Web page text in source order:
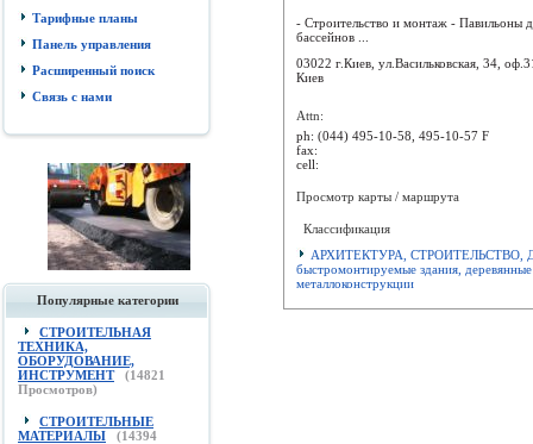
Тарифные планы
Панель управления
Расширенный поиск
Связь с нами
Популярные категории
СТРОИТЕЛЬНАЯ
ТЕХНИКА,
ОБОРУДОВАНИЕ,
ИНСТРУМЕНТ
(14821
Просмотров)
СТРОИТЕЛЬНЫЕ
МАТЕРИАЛЫ
(14394
- Строительство и монтаж - Павильоны
бассейнов ...
03022 г.Киев, ул.Васильковская, 34,
Киев
Attn:
ph: (044) 495-10-58, 495-10-57 F
fax:
cell:
Просмотр карты / маршрута
Классификация
АРХИТЕКТУРА, СТРОИТЕЛЬСТВО,
быстромонтируемые здания,
металлоконструкции